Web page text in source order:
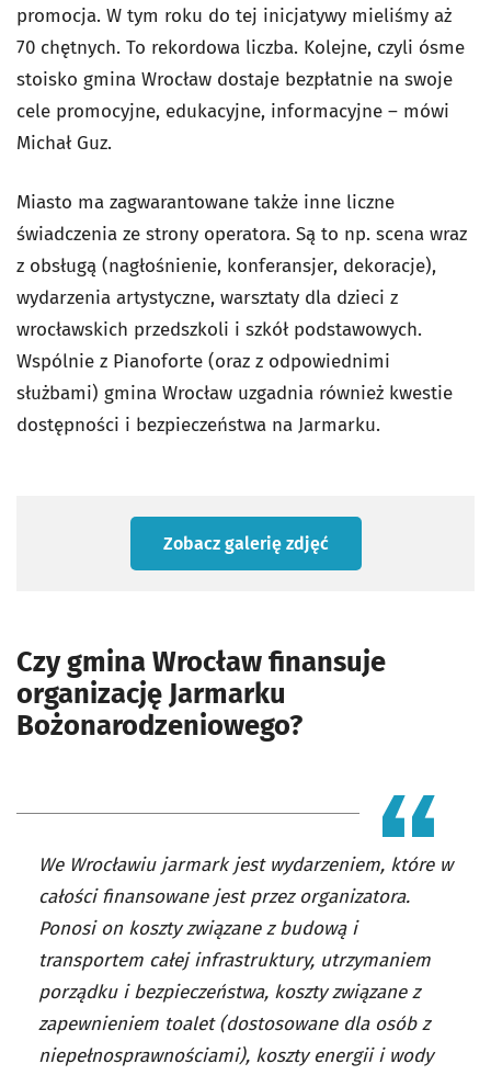
promocja. W tym roku do tej inicjatywy mieliśmy aż
70 chętnych. To rekordowa liczba. Kolejne, czyli ósme
stoisko gmina Wrocław dostaje bezpłatnie na swoje
cele promocyjne, edukacyjne, informacyjne – mówi
Michał Guz.
Miasto ma zagwarantowane także inne liczne
świadczenia ze strony operatora. Są to np. scena wraz
z obsługą (nagłośnienie, konferansjer, dekoracje),
wydarzenia artystyczne, warsztaty dla dzieci z
wrocławskich przedszkoli i szkół podstawowych.
Wspólnie z Pianoforte (oraz z odpowiednimi
służbami) gmina Wrocław uzgadnia również kwestie
dostępności i bezpieczeństwa na Jarmarku.
Zobacz galerię zdjęć
Czy gmina Wrocław finansuje
organizację Jarmarku
Bożonarodzeniowego?
We Wrocławiu jarmark jest wydarzeniem, które w
całości finansowane jest przez organizatora.
Ponosi on koszty związane z budową i
transportem całej infrastruktury, utrzymaniem
porządku i bezpieczeństwa, koszty związane z
zapewnieniem toalet (dostosowane dla osób z
niepełnosprawnościami), koszty energii i wody